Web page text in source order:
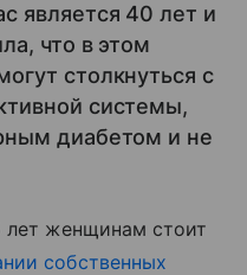
является 40 лет и
что в этом
столкнуться с
системы,
диабетом и не
лет женщинам стоит
собственных